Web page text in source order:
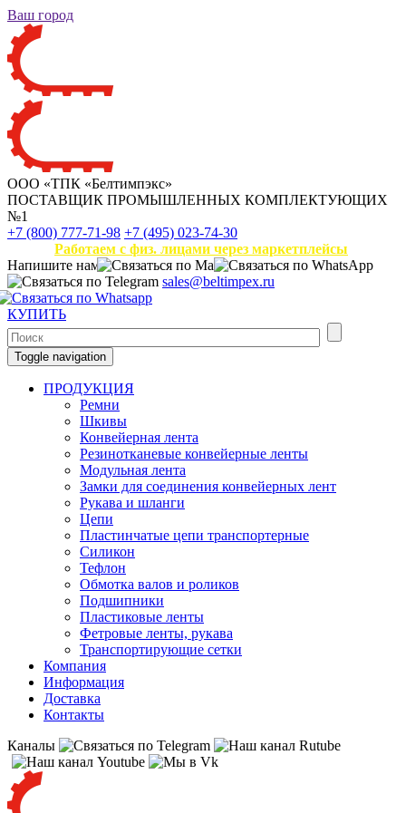
Ваш город
ООО «ТПК «Белтимпэкс»
ПОСТАВЩИК ПРОМЫШЛЕННЫХ КОМПЛЕКТУЮЩИХ
№1
+7 (800) 777-71-98 +7 (495) 023-74-30
Работаем с физ. лицами через маркетплейсы
Напишите нам
sales@beltimpex.ru
КУПИТЬ
Toggle navigation
ПРОДУКЦИЯ
Ремни
Шкивы
Конвейерная лента
Резинотканевые конвейерные ленты
Модульная лента
Замки для соединения конвейерных лент
Рукава и шланги
Цепи
Пластинчатые цепи транспортерные
Силикон
Тефлон
Обмотка валов и роликов
Подшипники
Пластиковые ленты
Фетровые ленты, рукава
Транспортирующие сетки
Компания
Информация
Доставка
Контакты
Каналы